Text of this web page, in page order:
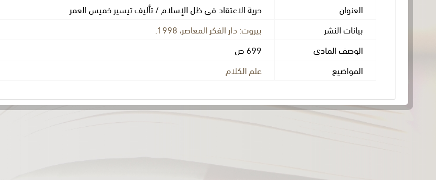
العنوان
حرية الاعتقاد في ظل الإسلام / تأليف تيسير خميس العمر
بيانات النشر
بيروت: دار الفكر المعاصر، 1998.
الوصف المادي
699 ص
المواضيع
علم الكلام